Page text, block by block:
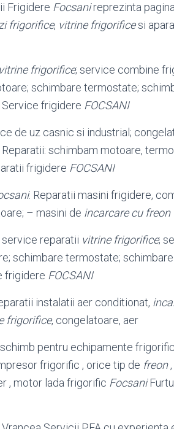
Frigidere Focsanireprezinta
frigorifice, vitrine frigorificesi
vitrine frigorifice; service combine
schimbare termostate;
frigidere FOCSANI
de uz casnic si industrial;
schimbam motoare,
frigidere FOCSANI
. Reparatii masini frigidere,
– masini de incarcare cu freon
reparatii vitrine frigorifice;
schimbare termostate;
frigidere FOCSANI
instalatii aer conditionat,
frigorifice, congelatoare, aer
pentru echipamente
frigorific , orice tip de freon,
, motor lada frigorific Focsani